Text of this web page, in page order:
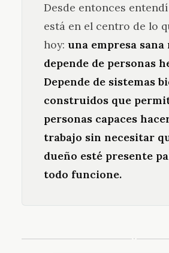
Desde entonces
está en el centro de lo
hoy: una empresa sana
depende de personas
Depende de sistemas
construidos que
personas capaces
trabajo sin necesitar
dueño esté presente
todo funcione.
·